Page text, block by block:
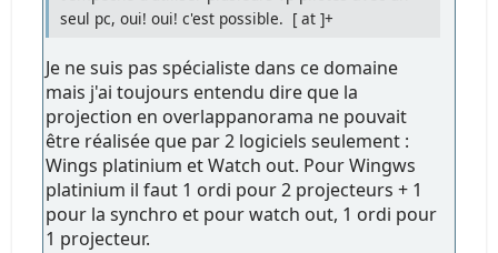
seul pc, oui! oui! c'est possible. [ at ]+
Je ne suis pas spécialiste dans ce domaine
mais j'ai toujours entendu dire que la
projection en overlappanorama ne pouvait
être réalisée que par 2 logiciels seulement :
Wings platinium et Watch out. Pour Wingws
platinium il faut 1 ordi pour 2 projecteurs + 1
pour la synchro et pour watch out, 1 ordi pour
1 projecteur.